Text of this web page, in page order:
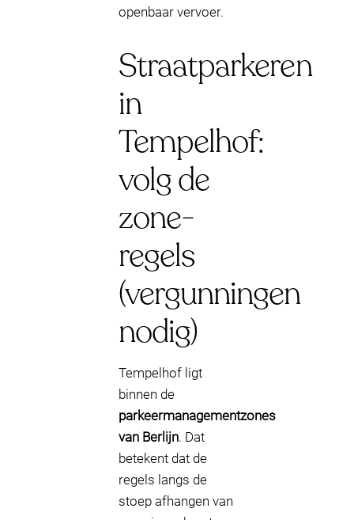
openbaar vervoer.
Straatparkeren
in
Tempelhof:
volg de
zone-
regels
(vergunningen
nodig)
Tempelhof ligt
binnen de
parkeermanagementzones
van Berlijn. Dat
betekent dat de
regels langs de
stoep afhangen van